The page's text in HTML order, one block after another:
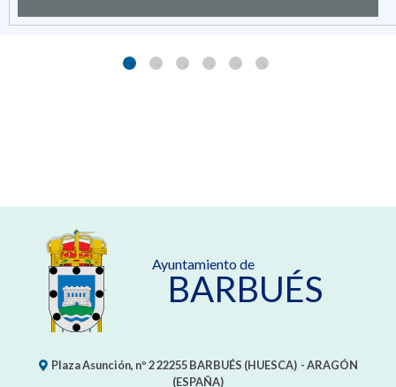
Ayuntamiento de
BARBUÉS
Plaza Asunción, nº 222255 BARBUÉS (HUESCA) - ARAGÓN
(ESPAÑA)